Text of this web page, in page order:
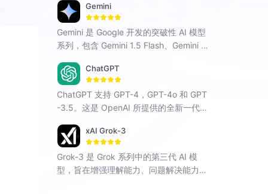
er 等模型），以全场景智能交互赋能搜
索、编程、创作等领域，助力破解各类难
题。
Gemini
Gemini 是 Google 开发的突破性 AI 模型
系列，包含 Gemini 1.5 Flash、Gemini 1.
代码等多种模式无缝运行。
ChatGPT
ChatGPT 支持 GPT-4，GPT-4o 和 GPT
-3.5。这是 OpenAI 所提供的全新一代对
难问题。xAI Grok-3
Grok-3 是 Grok 系列中的第三代 AI 模
型，旨在增强理解能力、问题解决能力和